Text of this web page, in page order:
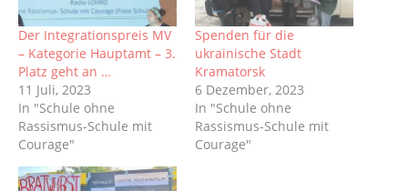
Der Integrationspreis MV
– Kategorie Hauptamt – 3.
Platz geht an …
11 Juli, 2023
In "Schule ohne
Rassismus-Schule mit
Courage"
Spenden für die
ukrainische Stadt
Kramatorsk
6 Dezember, 2023
In "Schule ohne
Rassismus-Schule mit
Courage"